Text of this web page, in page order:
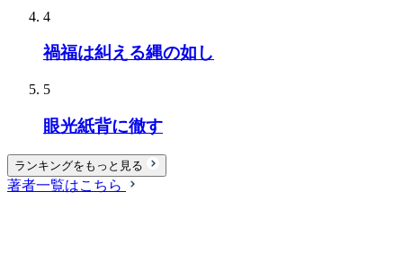
4
禍福は糾える縄の如し
5
眼光紙背に徹す
ランキングをもっと見る
著者一覧はこちら